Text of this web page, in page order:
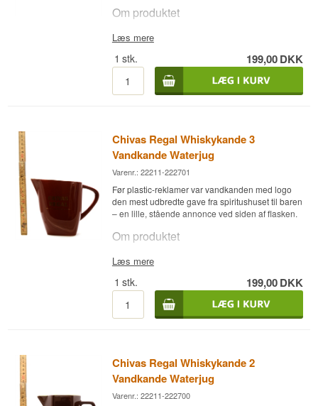
Om produktet
Askebægeret bærer Chivas Regals logo i
formentlig fra reklameindustriens storhedstid i
midten af det 20. århundrede. Det er i dag
primært interessant som samlerobjekt og
indretningsdetalje, ikke som brugsgenstand.
hjemmebaren et autentisk strejf af barhistorie.
Læs mere
1 stk. 199,00DKK
Chivas Regal Whiskykande 3
Vandkande Waterjug
Varenr.: 22211-222701
Før plastic-reklamer var vandkanden med logo
den mest udbredte gave fra spiritushuset til baren
– en lille, stående annonce ved siden af flasken.
Om produktet
Chivas Regal Whiskykande er en klassisk
oprindeligt lavet som reklameartikel til at stå
fremme på barer og i hjem, hvor man drak Chivas
Regal. Den bruges til at tilsætte vand til whiskyen
dråbevis eller i mindre mængder, så aromaerne
whisky-entusiaster som et brugstilbehør – begge
dele fungerer fint.
Læs mere
1 stk. 199,00DKK
Chivas Regal Whiskykande 2
Vandkande Waterjug
Varenr.: 22211-222700